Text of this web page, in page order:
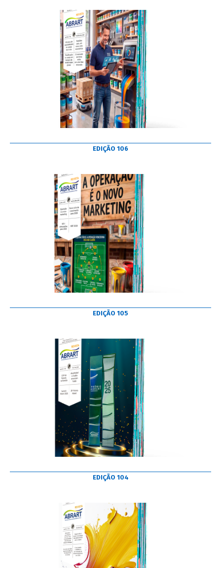
EDIÇÃO 106
EDIÇÃO 105
EDIÇÃO 104